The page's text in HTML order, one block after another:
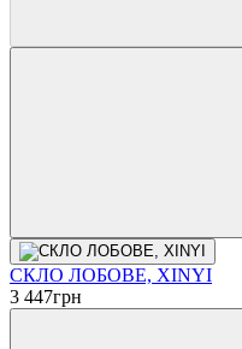
СКЛО ЛОБОВЕ, XINYI
3 447грн